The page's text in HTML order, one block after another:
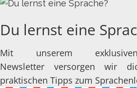
Du lernst eine
Mit unserem
Newsletter versorgen wir
praktischen Tipps zum